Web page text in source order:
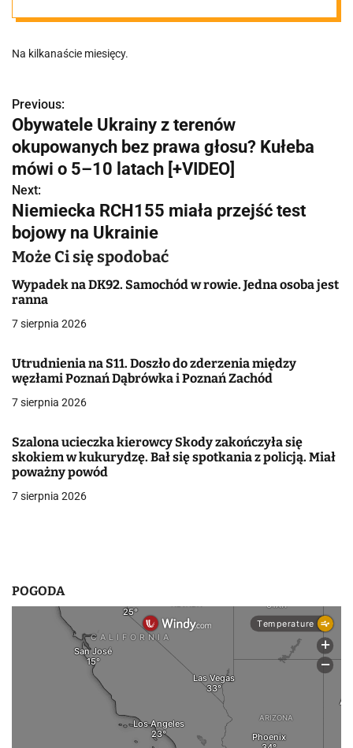
Na kilkanaście miesięcy.
N
a
w
i
g
a
c
j
w
p
i
s
u
Previous:
Obywatele Ukrainy z terenów
okupowanych bez prawa głosu? Kułeba
mówi o 5–10 latach [+VIDEO]
Next:
Niemiecka RCH155 miała przejść test
bojowy na Ukrainie
Może Ci się spodobać
Wypadek na DK92. Samochód w rowie. Jedna osoba jest
ranna
7 sierpnia 2026
Utrudnienia na S11. Doszło do zderzenia między
węzłami Poznań Dąbrówka i Poznań Zachód
7 sierpnia 2026
Szalona ucieczka kierowcy Skody zakończyła się
skokiem w kukurydzę. Bał się spotkania z policją. Miał
poważny powód
7 sierpnia 2026
POGODA